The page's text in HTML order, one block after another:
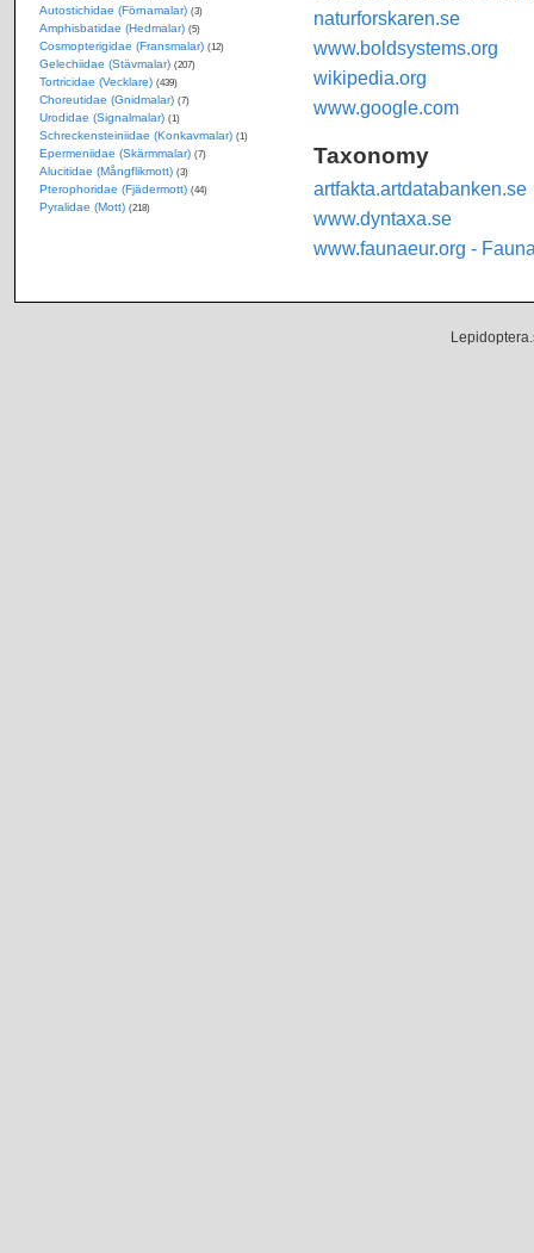
naturforskaren.se
www.boldsystems.org
wikipedia.org
www.google.com
Taxonomy
artfakta.artdatabanken.se
www.dyntaxa.se
www.faunaeur.org -
Autostichidae (Förnamalar) (3)
Amphisbatidae (Hedmalar) (5)
Cosmopterigidae (Fransmalar) (12)
Gelechiidae (Stävmalar) (207)
Tortricidae (Vecklare) (439)
Choreutidae (Gnidmalar) (7)
Urodidae (Signalmalar) (1)
Schreckensteiniidae (Konkavmalar) (1)
Epermeniidae (Skärmmalar) (7)
Alucitidae (Mångflikmott) (3)
Pterophoridae (Fjädermott) (44)
Pyralidae (Mott) (218)